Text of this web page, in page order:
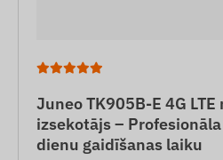
Juneo TK905B-E 4G
izsekotājs –
dienu gaidīšanas laiku